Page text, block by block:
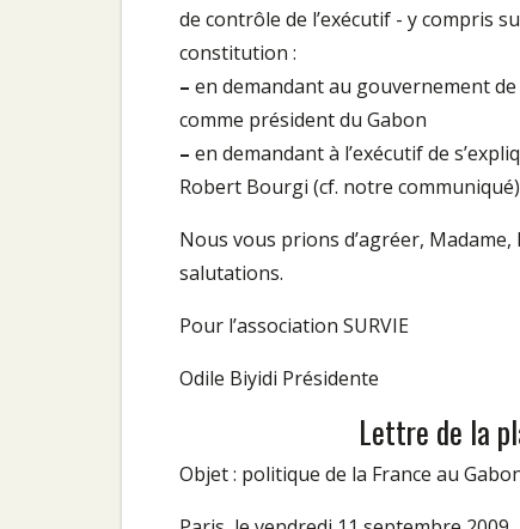
de contrôle de l’exécutif - y compris
constitution :
– en demandant au gouvernement
comme président du Gabon
– en demandant à l’exécutif de
Robert Bourgi (cf. notre communiqué)
Nous vous prions d’agréer,
salutations.
Pour l’association SURVIE
Odile Biyidi Présidente
Lettre de la
Objet : politique de la France au